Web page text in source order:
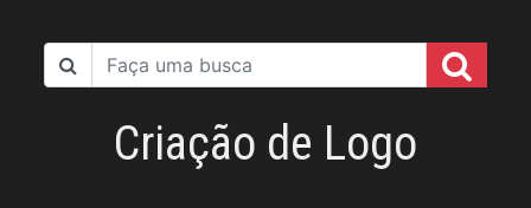
Criação de Logo